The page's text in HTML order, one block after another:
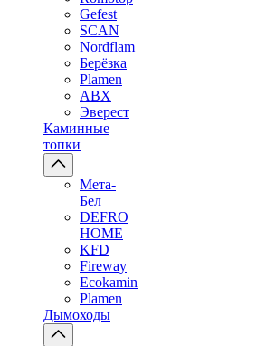
Gefest
SCAN
Nordflam
Берёзка
Plamen
ABX
Эверест
Каминные
топки
Мета-
Бел
DEFRO
HOME
KFD
Fireway
Ecokamin
Plamen
Дымоходы